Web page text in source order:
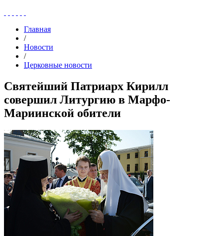
Главная
/
Новости
/
Церковные новости
Святейший Патриарх Кирилл
совершил Литургию в Марфо-
Мариинской обители